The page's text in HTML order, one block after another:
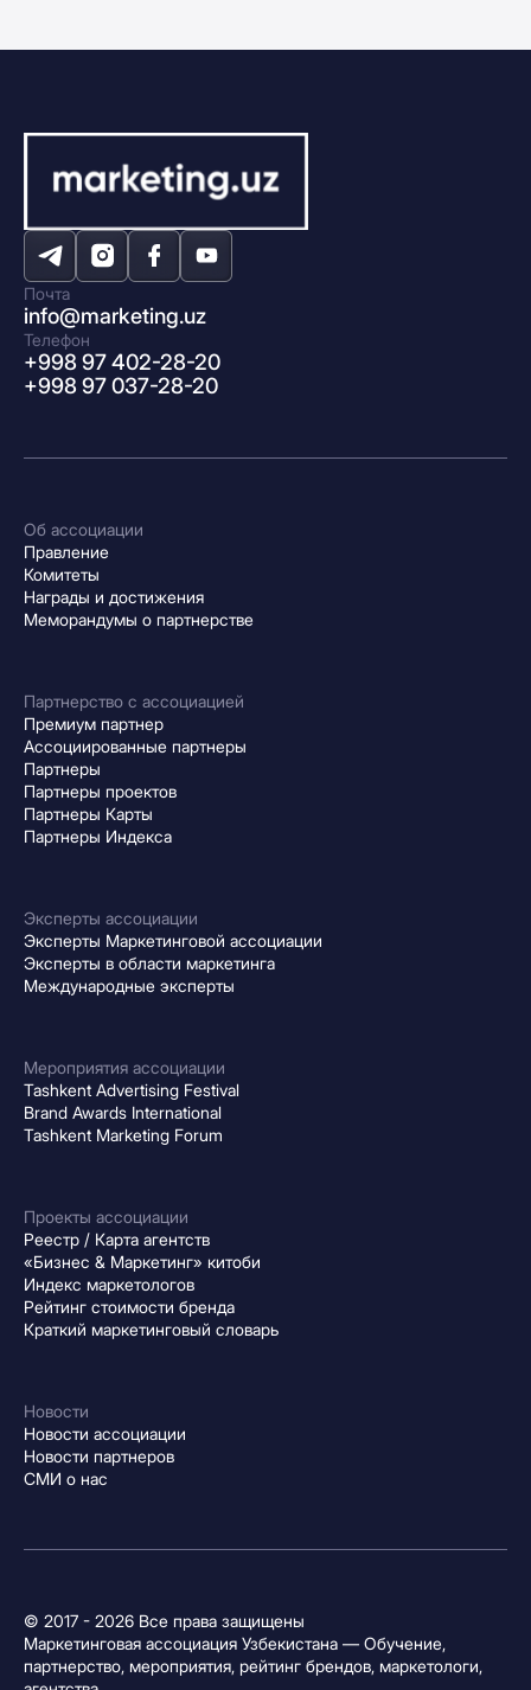
Почта
info@marketing.uz
Телефон
+998 97 402-28-20
+998 97 037-28-20
Об ассоциации
Правление
Комитеты
Награды и достижения
Меморандумы о партнерстве
Партнерство с ассоциацией
Премиум партнер
Ассоциированные партнеры
Партнеры
Партнеры проектов
Партнеры Карты
Партнеры Индекса
Эксперты ассоциации
Эксперты Маркетинговой ассоциации
Эксперты в области маркетинга
Международные эксперты
Мероприятия ассоциации
Tashkent Advertising Festival
Brand Awards International
Tashkent Marketing Forum
Проекты ассоциации
Реестр / Карта агентств
«Бизнес & Маркетинг» китоби
Индекс маркетологов
Рейтинг стоимости бренда
Краткий маркетинговый словарь
Новости
Новости ассоциации
Новости партнеров
СМИ о нас
© 2017 - 2026 Все права защищены
Маркетинговая ассоциация Узбекистана — Обучение,
партнерство, мероприятия, рейтинг брендов, маркетологи,